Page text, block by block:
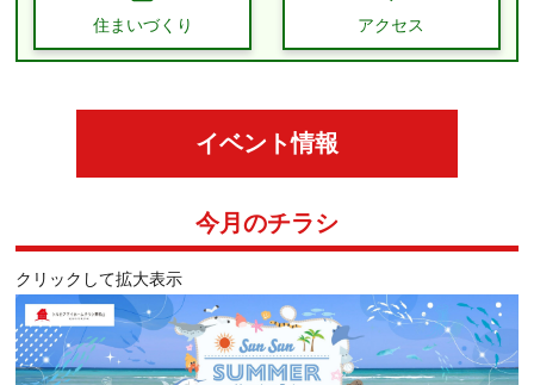
住まいづくり アクセス
イベント情報
今月のチラシ
クリックして拡大表示